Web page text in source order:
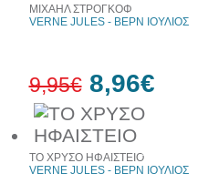
έκπτωση
ΜΙΧΑΗΛ ΣΤΡΟΓΚΟΦ
VERNE JULES - ΒΕΡΝ ΙΟΥΛΙΟΣ
9,95€ 8,96€
ΤΟ ΧΡΥΣΟ ΗΦΑΙΣΤΕΙΟ
VERNE JULES - ΒΕΡΝ ΙΟΥΛΙΟΣ